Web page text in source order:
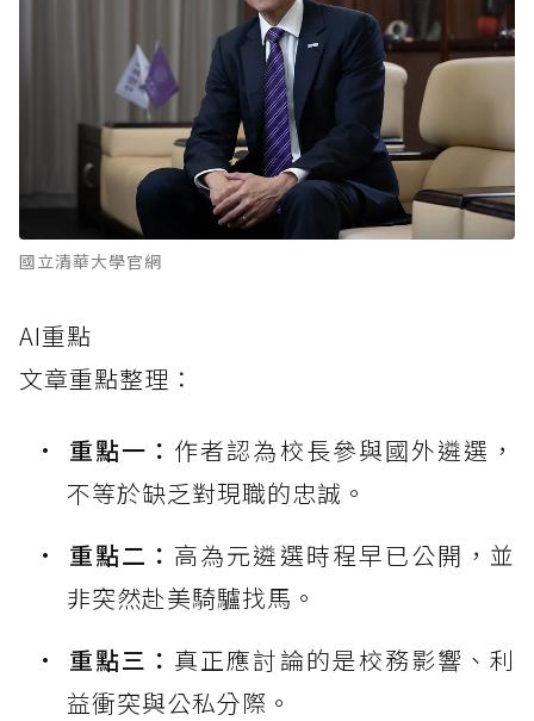
國立清華大學官網
AI重點
文章重點整理：
重點一： 作者認為校長參與國外遴選，
不等於缺乏對現職的忠誠。
重點二： 高為元遴選時程早已公開，並
非突然赴美騎驢找馬。
重點三： 真正應討論的是校務影響、利
益衝突與公私分際。